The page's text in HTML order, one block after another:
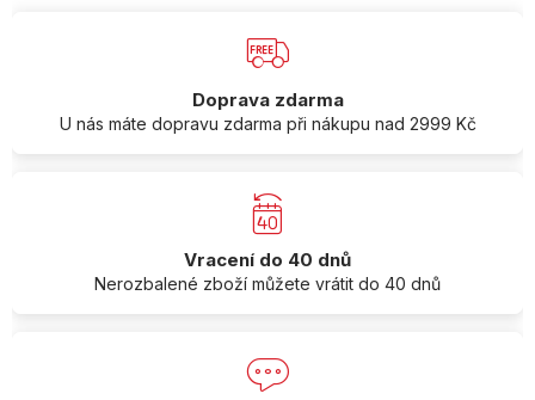
Doprava zdarma
U nás máte dopravu zdarma při nákupu nad 2999 Kč
Vracení do 40 dnů
Nerozbalené zboží můžete vrátit do 40 dnů